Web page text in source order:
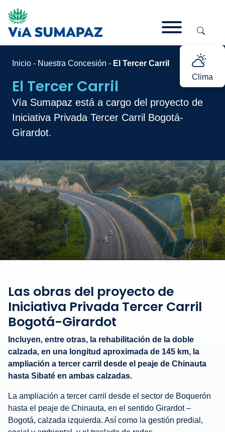
Clima
Inicio - Nuestra Concesión - El Tercer Carril
El Tercer Carril
Vía Sumapaz está a cargo del proyecto de
Iniciativa Privada Tercer Carril Bogotá-
Girardot.
Las obras del proyecto de
Iniciativa Privada Tercer Carril
Bogotá-Girardot
Incluyen, entre otras, la rehabilitación de la doble
calzada, en una longitud aproximada de 145 km, la
ampliación a tercer carril desde el peaje de Chinauta
hasta Sibaté en ambas calzadas.
La ampliación a tercer carril desde el sector de Boquerón
hasta el peaje de Chinauta, en el sentido Girardot –
Bogotá, calzada izquierda. Así como la gestión predial,